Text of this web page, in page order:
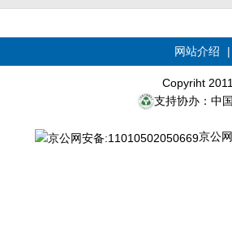
网站介绍
Copyriht
支持协办：中
京公